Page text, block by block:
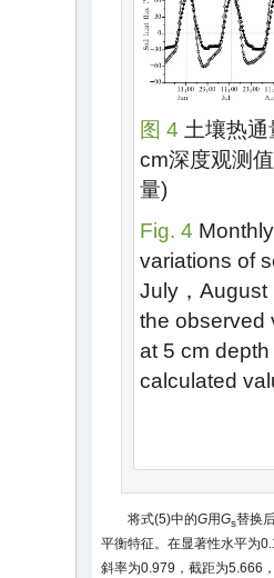
图 4 土壤热
cm深度观测
量)
Fig. 4
variations of
July，August
the observed
at 5 cm
calculated
将式(5)中的G用Gs替换
平衡特征。在显著性水平为
斜率为0.979，截距为5.666